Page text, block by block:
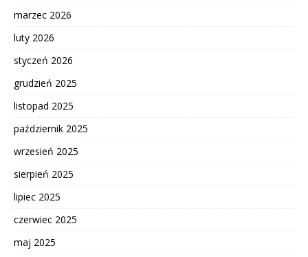
marzec 2026
luty 2026
styczeń 2026
grudzień 2025
listopad 2025
październik 2025
wrzesień 2025
sierpień 2025
lipiec 2025
czerwiec 2025
maj 2025